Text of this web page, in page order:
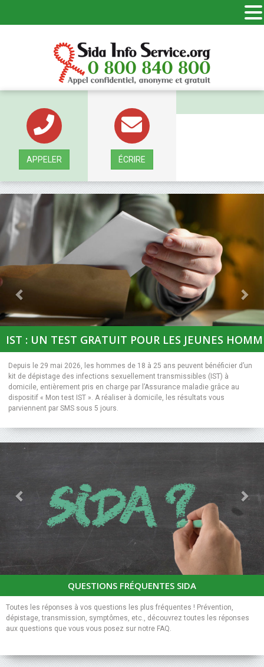
APPELER ÉCRIRE
IST : UN TEST GRATUIT POUR LES JEUNES
Depuis le 29 mai 2026, les hommes de 18 à 25 ans peuvent bénéficier d’un
kit de dépistage des infections sexuellement transmissibles (IST) à
domicile, entièrement pris en charge par l’Assurance maladie grâce au
dispositif « Mon test IST ». A réaliser à domicile, les résultats vous
parviennent par SMS sous 5 jours.
Previous
QUESTIONS FRÉQUENTES SIDA
Toutes les réponses à vos questions les plus fréquentes ! Prévention,
dépistage, transmission, symptômes, etc., découvrez toutes les réponses
aux questions que vous vous posez sur notre FAQ.
Previous